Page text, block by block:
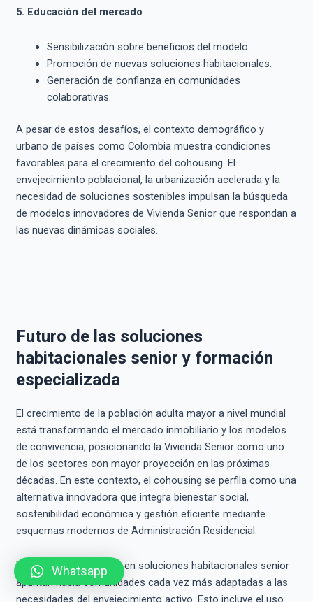
5. Educación del mercado
Sensibilización sobre beneficios del modelo.
Promoción de nuevas soluciones habitacionales.
Generación de confianza en comunidades
colaborativas.
A pesar de estos desafíos, el contexto demográfico y
urbano de países como Colombia muestra condiciones
favorables para el crecimiento del cohousing. El
envejecimiento poblacional, la urbanización acelerada y la
necesidad de soluciones sostenibles impulsan la búsqueda
de modelos innovadores de Vivienda Senior que respondan a
las nuevas dinámicas sociales.
Futuro de las soluciones
habitacionales senior y formación
especializada
El crecimiento de la población adulta mayor a nivel mundial
está transformando el mercado inmobiliario y los modelos
de convivencia, posicionando la Vivienda Senior como uno
de los sectores con mayor proyección en las próximas
décadas. En este contexto, el cohousing se perfila como una
alternativa innovadora que integra bienestar social,
sostenibilidad económica y gestión eficiente mediante
esquemas modernos de Administración Residencial.
Las tendencias futuras en soluciones habitacionales senior
apuntan hacia comunidades cada vez más adaptadas a las
necesidades del envejecimiento activo. Esto incluye el uso
Whatsapp